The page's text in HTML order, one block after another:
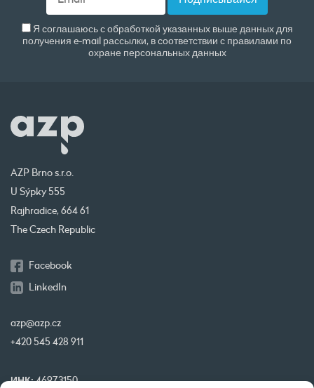
Я соглашаюсь с обработкой указанных выше данных для
получения e-mail рассылки, в соответствии с правилами по
охране персональных данных
AZP Brno s.r.o.
U Sýpky 555
Rajhradice, 664 61
The Czech Republic
Facebook
LinkedIn
azp@azp.cz
+420 545 428 911
ИНК:46973150